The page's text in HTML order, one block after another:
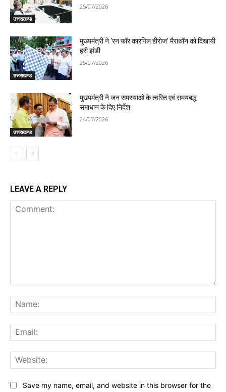
उत्तराखण्ड
25/07/2026
उत्तराखण्ड
मुख्यमंत्री ने ‘रन फॉर कारगिल हीरोज’ मैराथॉन को दिखायी
हरी झंडी
25/07/2026
उत्तराखण्ड
मुख्यमंत्री ने जन समस्याओं के त्वरित एवं समयबद्ध
समाधान के दिए निर्देश
24/07/2026
LEAVE A REPLY
Save my name, email, and website in this browser for the